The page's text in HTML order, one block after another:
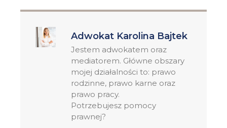
Adwokat Karolina Bajtek
Jestem adwokatem oraz
mediatorem. Główne obszary
mojej działalności to: prawo
rodzinne, prawo karne oraz
prawo pracy.
Potrzebujesz pomocy
prawnej?